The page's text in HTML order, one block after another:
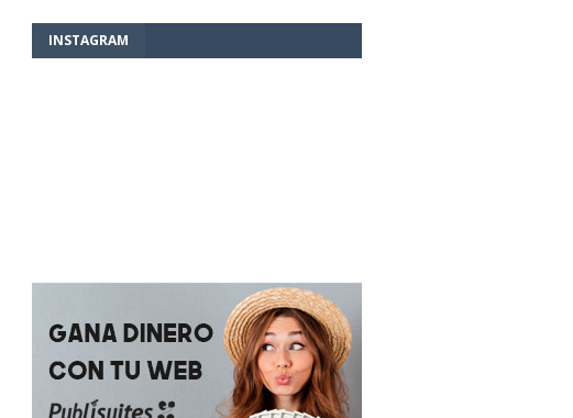
INSTAGRAM